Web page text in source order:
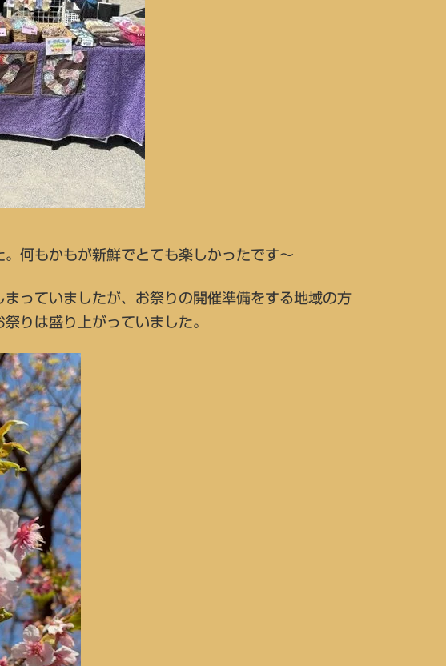
何もかもが新鮮でとても楽しかったです～
っていましたが、お祭りの開催準備をする地域の方
りは盛り上がっていました。